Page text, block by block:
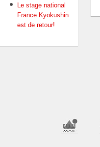
Le stage national
France Kyokushin
est de retour!